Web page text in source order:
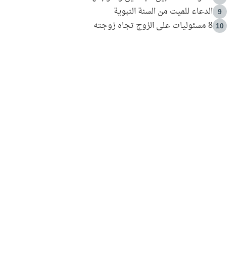
9 الدعاء للميت من السنة النبوية
10 8 مسئوليات على الزوج تجاه زوجته